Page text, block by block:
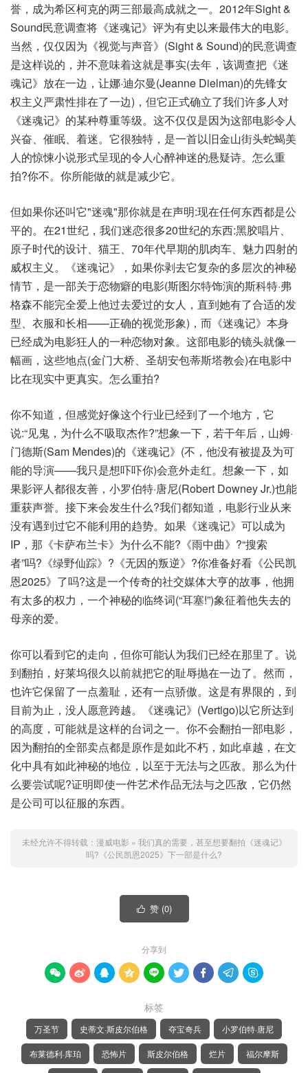
誉，成为希区柯克的两三部最高成就之一。2012年Sight &
Sound民意调查将《迷魂记》评为有史以来最伟大的电影。
当然，仅仅因为《视觉与声音》(Sight & Sound)的民意调查
是这样说的，并不意味着这就是事实(去年，该调查把《迷
魂记》放在一边，让娜·迪尔曼(Jeanne Dielman)的先锋女
权主义严肃性排在了一边)，但它正式确立了我们许多人对
《迷魂记》的某种尊重等级。这不仅仅是因为这部电影令人
兴奋、催眠、着迷。它很独特，是一首以旧金山街头蛇蝎美
人的惊悚小说形式呈现的令人心醉神迷的悬疑诗。怎么重
拍?你不。你所能做的就是减少它。
但如果你还叫它"迷魂"那你就是在声明:现在任何东西都是公
平的。在21世纪，我们迷恋很多20世纪的东西:黑胶唱片、
原子时代的设计、猫王、70年代早期的肌肉车、魅力四射的
威权主义。《迷魂记》，如果你剥去它复杂的多层次的神秘
情节，是一部关于恋物癖的电影(斯图尔特饰演的斯科特·弗
格森不能完全爱上他过去爱过的女人，直到她有了合适的发
型、衣服和长相——正确的视觉形象)，而《迷魂记》本身
已经成为电影狂人的一种恋物对象。这部电影的镜头就像一
幅画，这些地点(金门大桥、圣胡安包蒂斯塔教会)在电影中
比在现实中更真实。怎么重拍?
你不知道，但感觉好像这个行业已经到了一个地方，它
说:“见鬼，为什么不吸取杰作?”想象一下，若干年后，山姆·
门德斯(Sam Mendes)的《迷魂记》(不，他没有被提及为可
能的导演——我只是想吓吓你)会意外走红。想象一下，如
果影评人都很友善，小罗伯特·唐尼(Robert Downey Jr.)也能
重获声誉。接下来会发生什么?我们都知道，电影行业从来
没有遇到过它不能利用的趋势。如果《迷魂记》可以成为
IP，那《卡萨布兰卡》为什么不能?《雨中曲》?“搜索
者”吗?《绿野仙踪》?《无因的叛逆》?你准备好看《公民凯
恩2025》了吗?这是一个传奇的社交媒体大亨的故事，他拥
有太多的权力，一个神秘的临终词(“耳塞!”)象征着他失去的
母亲的爱。
你可以看到它的走向，但你可能认为我们已经在那里了。说
到翻拍，好莱坞很久以前就把它的耻辱抛在一边了。然而，
也许它保留了一点羞耻，还有一点骄傲。这是有界限的，到
目前为止，没人愿意跨越。《迷魂记》(Vertigo)以它所达到
的高度，可能就是这样的台词之一。你不会翻拍一部电影，
因为翻拍的全部卖点都是原作是如此不朽，如此卓越，在文
化中具有如此神秘的地位，以至于无法与之匹敌。那么为什
么要尝试呢?证明即使一件艺术作品无法与之匹敌，它仍然
是公司可以征服的东西。
未经允许不得转载： 漫威电影 » 我们真的需要，甚至想要翻拍《迷魂记》
吗?《公民凯恩2025》下一部是什么?
 赞 (0)
分享到
        
标签
万圣节 史蒂文·斯皮尔伯格 夺宝奇兵 小罗伯特·唐尼
布莱德利·库珀 恐怖片 斯皮尔伯格 烂片 福尔摩斯